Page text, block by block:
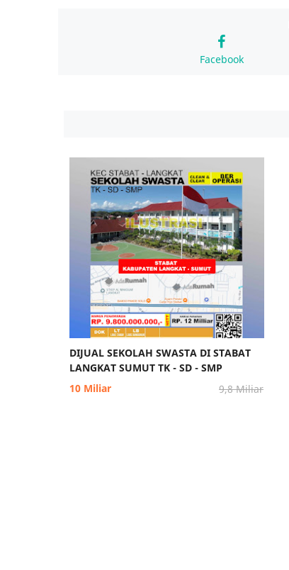
Facebook
DIJUAL SEKOLAH SWASTA DI STABAT
LANGKAT SUMUT TK - SD - SMP
9,8 Miliar
10 Miliar